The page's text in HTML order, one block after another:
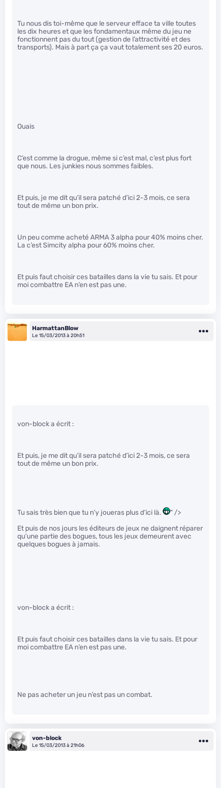
Tu nous dis toi-même que le serveur efface ta ville toutes
les dix heures et que les fondamentaux même du jeu ne
fonctionnent pas du tout (gestion de l’attractivité et des
transports). Mais à part ça ça vaut totalement ses 20 euros.
Ouais
C’est comme la drogue, même si c’est mal, c’est plus fort
que nous. Les junkies nous sommes faibles.
Et puis, je me dit qu’il sera patché d’ici 2-3 mois, ce sera
tout de même un bon prix.
Un peu comme acheté ARMA 3 alpha pour 40% moins cher.
La c’est Simcity alpha pour 60% moins cher.
Et puis faut choisir ces batailles dans la vie tu sais. Et pour
moi combattre EA n’en est pas une.
HarmattanBlow
Le 15/03/2013 à 20h51
von-block a écrit :
Et puis, je me dit qu’il sera patché d’ici 2-3 mois, ce sera
tout de même un bon prix.
Tu sais très bien que tu n’y joueras plus d’ici là.
" />
Et puis de nos jours les éditeurs de jeux ne daignent réparer
qu’une partie des bogues, tous les jeux demeurent avec
quelques bogues à jamais.
von-block a écrit :
Et puis faut choisir ces batailles dans la vie tu sais. Et pour
moi combattre EA n’en est pas une.
Ne pas acheter un jeu n’est pas un combat.
von-block
Le 15/03/2013 à 21h06